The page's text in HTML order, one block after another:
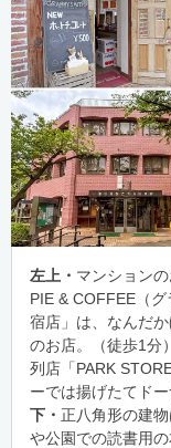
左上・ マンション
PIE & COFFEE（
宿店」は、なんだ
のお店。（徒歩1分
列店「PARK
ーでは揚げたてド
下・ 正八角形の建
や公園での読書用